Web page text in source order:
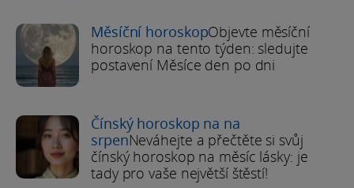
Měsíční horoskopObjevte měsíční
horoskop na tento týden: sledujte
postavení Měsíce den po dni
Čínský horoskop na na
srpenNeváhejte a přečtěte si svůj
čínský horoskop na měsíc lásky: je
tady pro vaše největší štěstí!